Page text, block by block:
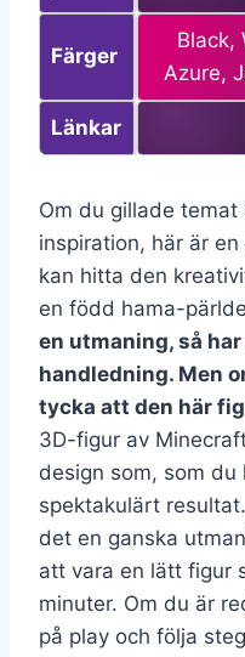
Färger
Black,
Azure,
Länkar
Om du gillade
inspiration, här är
kan hitta den
en född hama-
en utmaning, så
handledning. Men
tycka att den här
3D-figur av
design som, som du
spektakulärt
det en ganska
att vara en lätt figur
minuter. Om du är
på play och följa